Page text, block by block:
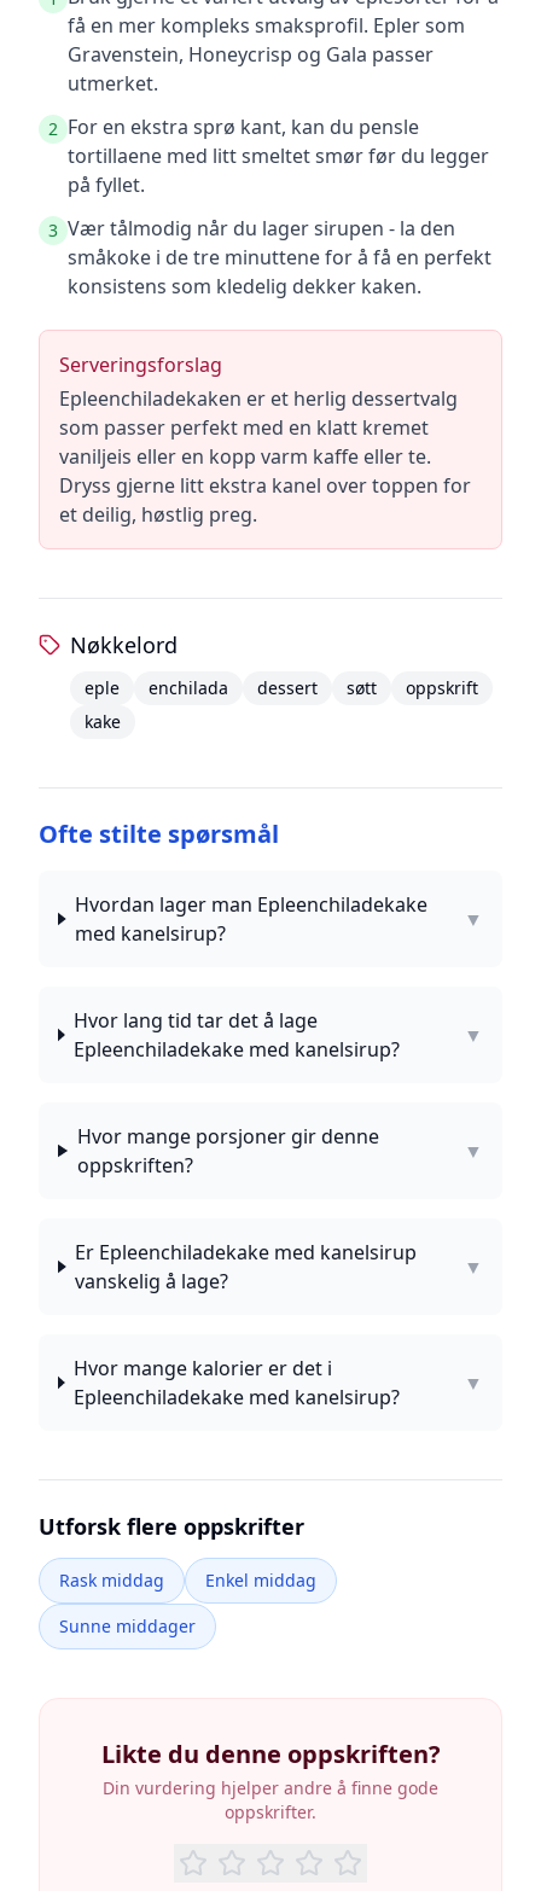
få en mer kompleks smaksprofil. Epler som
Gravenstein, Honeycrisp og Gala passer
utmerket.
2 For en ekstra sprø kant, kan du pensle
tortillaene med litt smeltet smør før du legger
på fyllet.
3 Vær tålmodig når du lager sirupen - la den
småkoke i de tre minuttene for å få en perfekt
konsistens som kledelig dekker kaken.
Serveringsforslag
Epleenchiladekaken er et herlig dessertvalg
som passer perfekt med en klatt kremet
vaniljeis eller en kopp varm kaffe eller te.
Dryss gjerne litt ekstra kanel over toppen for
et deilig, høstlig preg.
Nøkkelord
eple enchilada dessert søtt
oppskrift
kake
Ofte stilte spørsmål
Hvordan lager man Epleenchiladekake
med kanelsirup?
▼
Hvor lang tid tar det å lage
Epleenchiladekake med kanelsirup?
▼
Hvor mange porsjoner gir denne
oppskriften?
▼
Er Epleenchiladekake med kanelsirup
vanskelig å lage?
▼
Hvor mange kalorier er det i
Epleenchiladekake med kanelsirup?
▼
Utforsk flere oppskrifter
Rask middag
Enkel middag
Sunne middager
Likte du denne oppskriften?
Din vurdering hjelper andre å finne gode
oppskrifter.